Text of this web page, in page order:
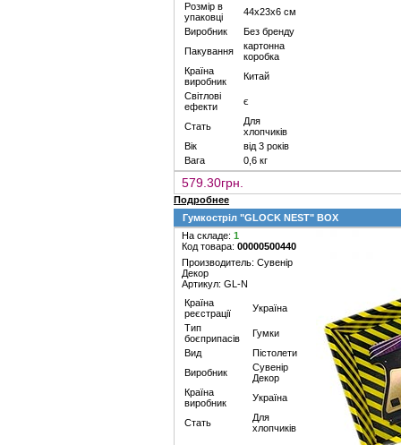
Розмір в
упаковці
44х23х6 см
Виробник
Без бренду
Пакування
картонна
коробка
Країна
виробник
Китай
Світлові
ефекти
є
Стать
Для
хлопчиків
Вік
від 3 років
Вага
0,6 кг
579.30грн.
Подробнее
Гумкостріл "GLOCK NEST" BOX
На складе: 1
Код товара: 00000500440
Производитель: Сувенір
Декор
Артикул: GL-N
Країна
реєстрації
Україна
Тип
боєприпасів
Гумки
Вид
Пістолети
Виробник
Сувенір
Декор
Країна
виробник
Україна
Стать
Для
хлопчиків